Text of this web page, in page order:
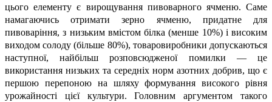
цього елементу є вирощування пивоварного ячменю. Саме
намагаючись отримати зерно ячменю, придатне для
пивоваріння, з низьким вмістом білка (менше 10%) і високим
виходом солоду (більше 80%), товаровиробники допускаються
наступної, найбільш розповсюдженої помилки — це
використання низьких та середніх норм азотних добрив, що є
першою перепоною на шляху формування високого рівня
урожайності цієї культури. Головним аргументом такого